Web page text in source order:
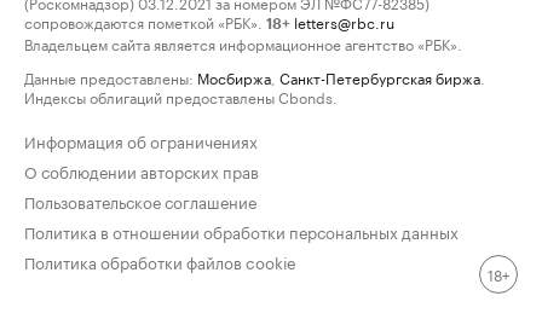
сопровождаются пометкой «РБК».
18+ letters@rbc.ru
Владельцем сайта является информационное агентство «РБК».
Данные предоставлены: Мосбиржа Санкт-Петербургская биржа
Индексы облигаций предоставлены Cbonds.
Информация об ограничениях
О соблюдении авторских прав
Пользовательское соглашение
Политика в отношении обработки персональных данных
Политика обработки файлов cookie
18+